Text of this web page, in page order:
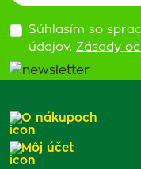
Súhlasím so
údajov. Zásady
O nákupoch
Môj účet